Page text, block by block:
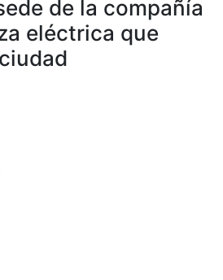
de la compañía
eléctrica que